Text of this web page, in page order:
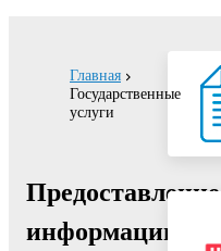
Главная
Государственные
услуги
Предоставление
информации